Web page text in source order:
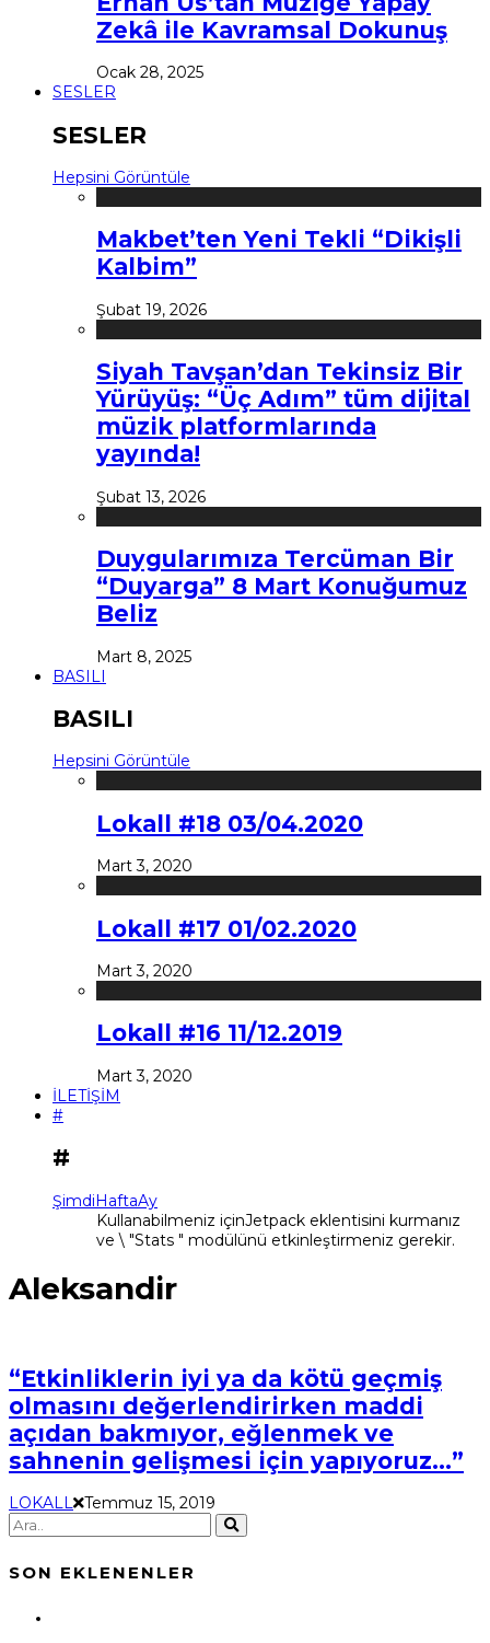
Zekâ ile Kavramsal Dokunuş
Ocak 28, 2025
SESLER
SESLER
Hepsini Görüntüle
Makbet’ten Yeni Tekli “Dikişli
Kalbim”
Şubat 19, 2026
Siyah Tavşan’dan Tekinsiz Bir
Yürüyüş: “Üç Adım” tüm dijital
müzik platformlarında
yayında!
Şubat 13, 2026
Duygularımıza Tercüman Bir
“Duyarga” 8 Mart Konuğumuz
Beliz
Mart 8, 2025
BASILI
BASILI
Hepsini Görüntüle
Lokall #18 03/04.2020
Mart 3, 2020
Lokall #17 01/02.2020
Mart 3, 2020
Lokall #16 11/12.2019
Mart 3, 2020
İLETİŞİM
#
#
ŞimdiHaftaAy
Kullanabilmeniz içinJetpack eklentisini kurmanız
ve \ "Stats " modülünü etkinleştirmeniz gerekir.
Aleksandir
“Etkinliklerin iyi ya da kötü geçmiş
olmasını değerlendirirken maddi
açıdan bakmıyor, eğlenmek ve
sahnenin gelişmesi için yapıyoruz…”
LOKALL Temmuz 15, 2019
SON EKLENENLER